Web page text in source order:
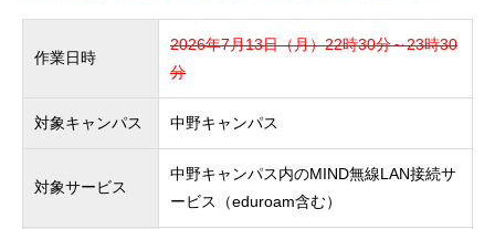
作業日時
2026年7月13日（月）22時30分～23時30
分
対象キャンパス 中野キャンパス
対象サービス
中野キャンパス内のMIND無線LAN接続サ
ービス（eduroam含む）